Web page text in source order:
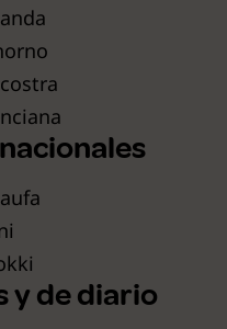
y de diario